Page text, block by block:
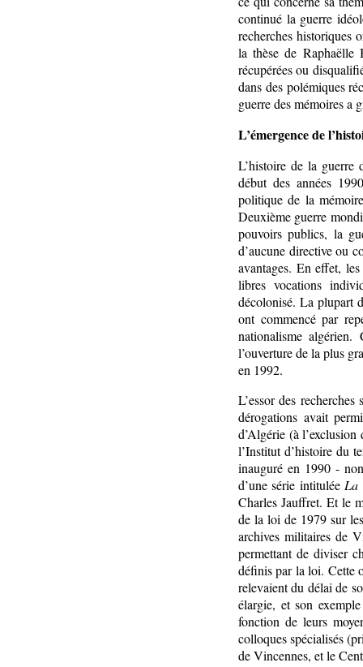
continué la guerre
recherches historiques
la thèse de
récupérées ou
dans des polémiques
guerre des mémoires a
L’émergence de
L’histoire de la guerre
début des années
politique de la
Deuxième guerre
pouvoirs publics, la
d’aucune directive ou
avantages. En effet,
libres vocations
décolonisé. La plupart
ont commencé par
nationalisme
l’ouverture de la plus
en 1992.
L’essor des
dérogations avait
d’Algérie (à
l’Institut d’histoire du
inauguré en 1990 -
d’une série intitulée La
Charles Jauffret. Et le
de la loi de 1979 sur
archives militaires de
permettant de diviser
définis par la loi. Cette
relevaient du délai de
élargie, et son
fonction de leurs
colloques spécialisés
de Vincennes, et le